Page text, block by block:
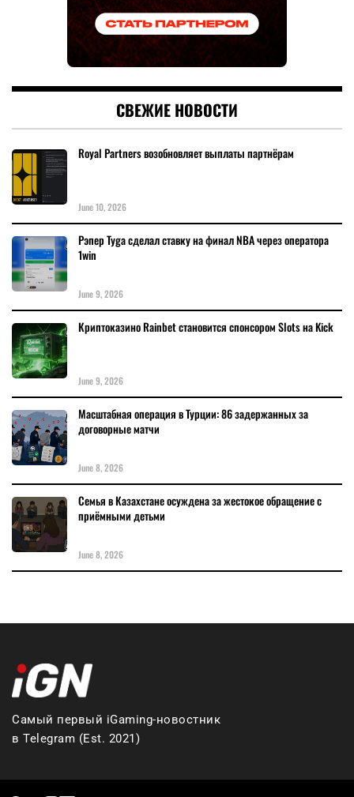
СВЕЖИЕ НОВОСТИ
Royal Partners возобновляет выплаты партнёрам
June 10, 2026
Рэпер Tyga сделал ставку на финал NBA через оператора
1win
June 9, 2026
Криптоказино Rainbet становится спонсором Slots на Kick
June 9, 2026
Масштабная операция в Турции: 86 задержанных за
договорные матчи
June 8, 2026
Семья в Казахстане осуждена за жестокое обращение с
приёмными детьми
June 8, 2026
Самый первый iGaming-новостник
в Telegram (Est. 2021)